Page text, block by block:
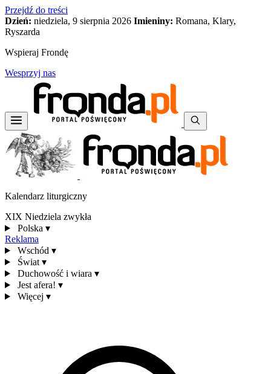
Przejdź do treści
Dzień: niedziela, 9 sierpnia 2026 Imieniny: Romana, Klary,
Ryszarda
Wspieraj Frondę
Wesprzyj nas
Kalendarz liturgiczny
XIX Niedziela zwykła
Polska ▾
Reklama
Wschód ▾
Świat ▾
Duchowość i wiara ▾
Jest afera! ▾
Więcej ▾